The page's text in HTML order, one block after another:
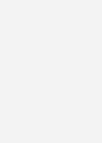
den konsolidierten